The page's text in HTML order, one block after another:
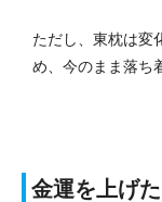
ただし、東枕は変
め、今のまま落ち
金運を上げ